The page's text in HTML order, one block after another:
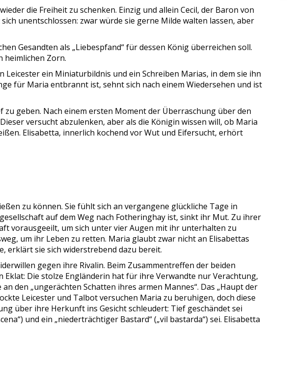
die Freiheit zu schenken. Einzig und allein Cecil, der Baron von
unentschlossen: zwar würde sie gerne Milde walten lassen, aber
Gesandten als „Liebespfand“ für dessen König überreichen soll.
heimlichen Zorn.
ein Miniaturbildnis und ein Schreiben Marias, in dem sie ihn
für Maria entbrannt ist, sehnt sich nach einem Wiedersehen und ist
geben. Nach einem ersten Moment der Überraschung über den
versucht abzulenken, aber als die Königin wissen will, ob Maria
Elisabetta, innerlich kochend vor Wut und Eifersucht, erhört
zu können. Sie fühlt sich an vergangene glückliche Tage in
auf dem Weg nach Fotheringhay ist, sinkt ihr Mut. Zu ihrer
vorausgeeilt, um sich unter vier Augen mit ihr unterhalten zu
um ihr Leben zu retten. Maria glaubt zwar nicht an Elisabettas
erklärt sie sich widerstrebend dazu bereit.
gegen ihre Rivalin. Beim Zusammentreffen der beiden
Die stolze Engländerin hat für ihre Verwandte nur Verachtung,
den „ungerächten Schatten ihres armen Mannes“. Das „Haupt der
Leicester und Talbot versuchen Maria zu beruhigen, doch diese
über ihre Herkunft ins Gesicht schleudert: Tief geschändet sei
und ein „niederträchtiger Bastard“ („vil bastarda“) sei. Elisabetta